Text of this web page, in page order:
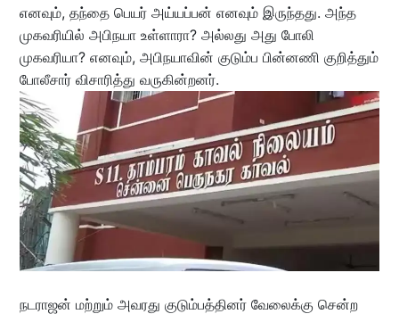
எனவும், தந்தை பெயர் அய்யப்பன் எனவும் இருந்தது. அந்த
முகவரியில் அபிநயா உள்ளாரா? அல்லது அது போலி
முகவரியா? எனவும், அபிநயாவின் குடும்ப பின்னணி குறித்தும்
போலீசார் விசாரித்து வருகின்றனர்.
நடராஜன் மற்றும் அவரது குடும்பத்தினர் வேலைக்கு சென்ற